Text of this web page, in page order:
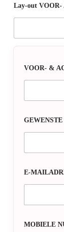
Lay-out
VOOR- &
E-
MOBIELE